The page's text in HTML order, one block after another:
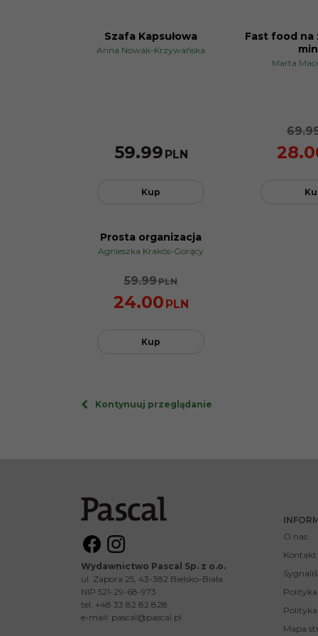
Szafa Kapsułowa
Anna Nowak-Krzywańska
59.99 PLN
Kup
Fast food na
Marta
Prosta organizacja
Agnieszka Krakós-Gorący
59.99PLN
24.00 PLN
Kup
Kontynuuj przeglądanie
Wydawnictwo Pascal Sp. z o.o.
ul. Zapora 25, 43-382 Bielsko-Biała
NIP 521-29-68-973
tel. +48 33 82 82 828
e-mail: pascal@pascal.pl
O nas
Kontakt
Polityka
Mapa